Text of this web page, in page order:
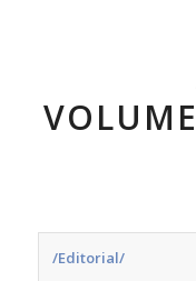
/Editorial/